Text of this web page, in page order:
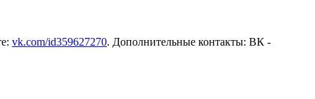
vk.com/id359627270. Дополнительные контакты: ВК -